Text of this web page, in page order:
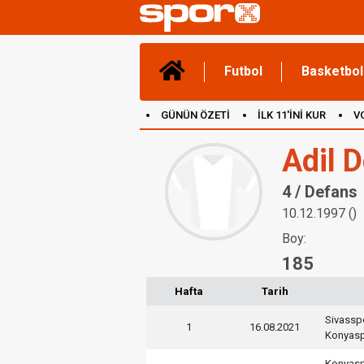
Futbol Basketbol
GÜNÜN ÖZETİ İLK 11'İNİ KUR
Adil
4 / Defans
10.12.1997 ()
Boy:
185
Hafta Tarih
1 16.08.2021